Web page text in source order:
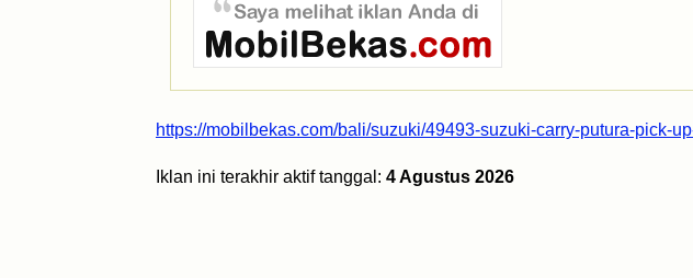
https://mobilbekas.com/bali/suzuki/49493-suzuki-carry-putura-pick-
Iklan ini terakhir aktif tanggal: 4 Agustus 2026